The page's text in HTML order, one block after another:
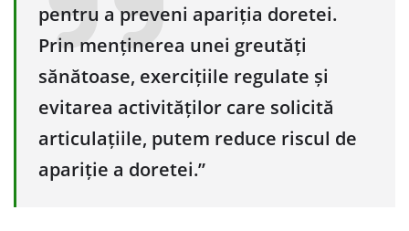
pentru a preveni apariția doretei.
Prin menținerea unei greutăți
sănătoase, exercițiile regulate și
evitarea activităților care solicită
articulațiile, putem reduce riscul de
apariție a doretei.”